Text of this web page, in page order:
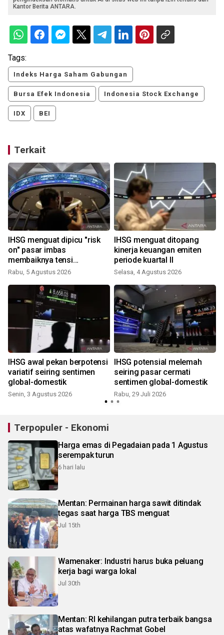
Kantor Berita ANTARA.
Tags:
Indeks Harga Saham Gabungan
Bursa Efek Indonesia Indonesia Stock Exchange
IDX BEI
Terkait
IHSG menguat dipicu "risk
on" pasar imbas
membaiknya tensi
geopolitik
Rabu, 5 Agustus 2026
IHSG menguat ditopang
kinerja keuangan emiten
periode kuartal II
Selasa, 4 Agustus 2026
IHSG awal pekan berpotensi
variatif seiring sentimen
global-domestik
Senin, 3 Agustus 2026
IHSG potensial melemah
seiring pasar cermati
sentimen global-domestik
Rabu, 29 Juli 2026
Terpopuler - Ekonomi
Harga emas di Pegadaian pada 1 Agustus
serempak turun
6 hari lalu
Mentan: Permainan harga sawit ditindak
tegas saat harga TBS menguat
Jul 15th
Wamenaker: Industri harus buka peluang
kerja bagi warga lokal
Jul 30th
Mentan: RI kehilangan putra terbaik bangsa
atas wafatnya Rachmat Gobel